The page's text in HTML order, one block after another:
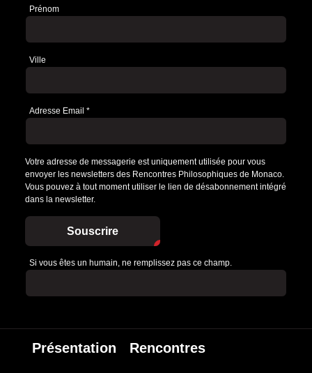
Prénom
Ville
Adresse Email *
Votre adresse de messagerie est uniquement utilisée pour vous
envoyer les newsletters des Rencontres Philosophiques de Monaco.
Vous pouvez à tout moment utiliser le lien de désabonnement intégré
dans la newsletter.
Souscrire
Si vous êtes un humain, ne remplissez pas ce champ.
Présentation Rencontres